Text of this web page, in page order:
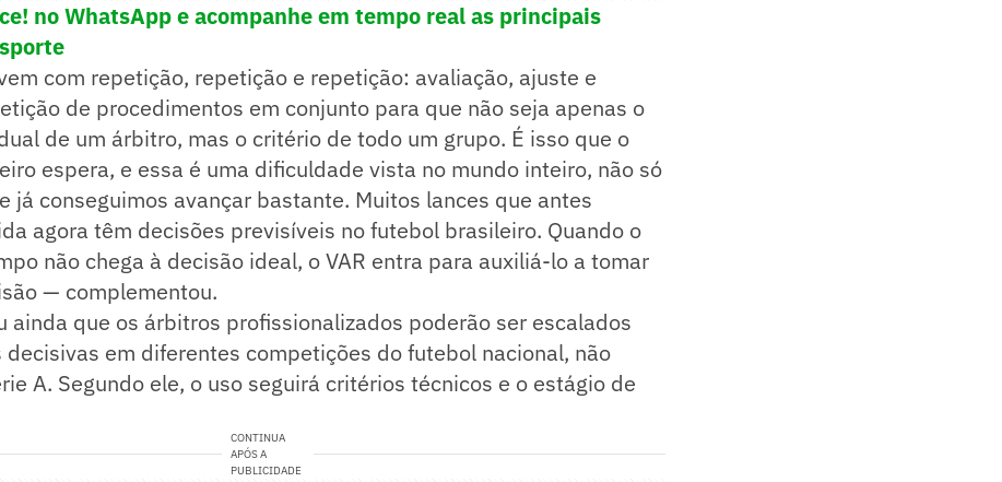
no WhatsApp e acompanhe em tempo real as principais
com repetição, repetição e repetição: avaliação, ajuste e
de procedimentos em conjunto para que não seja apenas o
de um árbitro, mas o critério de todo um grupo. É isso que o
espera, e essa é uma dificuldade vista no mundo inteiro, não só
já conseguimos avançar bastante. Muitos lances que antes
agora têm decisões previsíveis no futebol brasileiro. Quando o
não chega à decisão ideal, o VAR entra para auxiliá-lo a tomar
— complementou.
ainda que os árbitros profissionalizados poderão ser escalados
em diferentes competições do futebol nacional, não
A. Segundo ele, o uso seguirá critérios técnicos e o estágio de
CONTINUA
APÓS A
PUBLICIDADE